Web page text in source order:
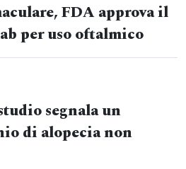
FDA approva il
per uso oftalmico
segnala un
di alopecia non